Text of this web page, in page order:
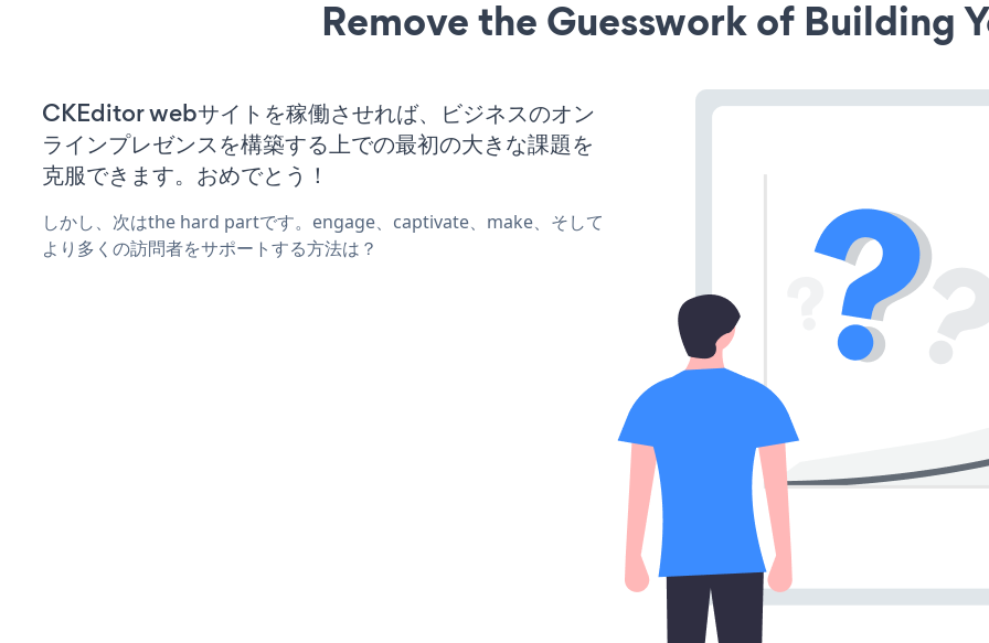
Remove the Guesswork of Building
CKEditor webサイトを稼働させれば、ビジネスのオン
ラインプレゼンスを構築する上での最初の大きな課題を
克服できます。おめでとう！
しかし、次はthe hard partです。engage、captivate、make、そして
より多くの訪問者をサポートする方法は？